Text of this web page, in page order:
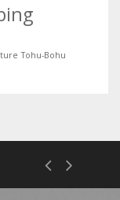
Tohu-Bohu